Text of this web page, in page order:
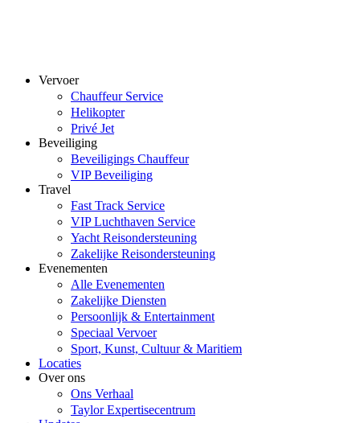
Vervoer
Chauffeur Service
Helikopter
Privé Jet
Beveiliging
Beveiligings Chauffeur
VIP Beveiliging
Travel
Fast Track Service
VIP Luchthaven Service
Yacht Reisondersteuning
Zakelijke Reisondersteuning
Evenementen
Alle Evenementen
Zakelijke Diensten
Persoonlijk & Entertainment
Speciaal Vervoer
Sport, Kunst, Cultuur & Maritiem
Locaties
Over ons
Ons Verhaal
Taylor Expertisecentrum